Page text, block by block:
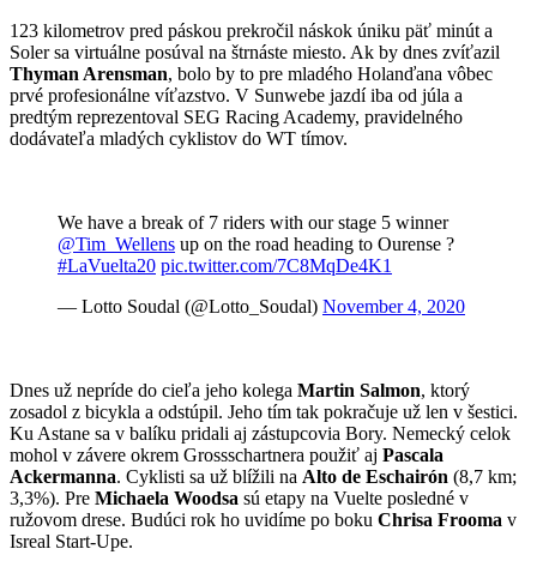
123 kilometrov pred páskou prekročil náskok úniku päť minút a
Soler sa virtuálne posúval na štrnáste miesto. Ak by dnes zvíťazil
Thyman Arensman, bolo by to pre mladého Holanďana vôbec
prvé profesionálne víťazstvo. V Sunwebe jazdí iba od júla a
predtým reprezentoval SEG Racing Academy, pravidelného
dodávateľa mladých cyklistov do WT tímov.
We have a break of 7 riders with our stage 5 winner
@Tim_Wellens up on the road heading to Ourense ?
#LaVuelta20 pic.twitter.com/7C8MqDe4K1
— Lotto Soudal (@Lotto_Soudal) November 4, 2020
Dnes už nepríde do cieľa jeho kolega Martin Salmon, ktorý
zosadol z bicykla a odstúpil. Jeho tím tak pokračuje už len v šestici.
Ku Astane sa v balíku pridali aj zástupcovia Bory. Nemecký celok
mohol v závere okrem Grossschartnera použiť aj Pascala
Ackermanna. Cyklisti sa už blížili na Alto de Eschairón (8,7 km;
3,3%). Pre Michaela Woodsa sú etapy na Vuelte posledné v
ružovom drese. Budúci rok ho uvidíme po boku Chrisa Frooma v
Isreal Start-Upe.